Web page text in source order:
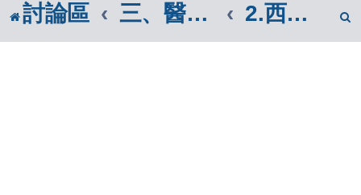
討論區 三、醫學報導區(市面報章雜誌) 2.西醫報導